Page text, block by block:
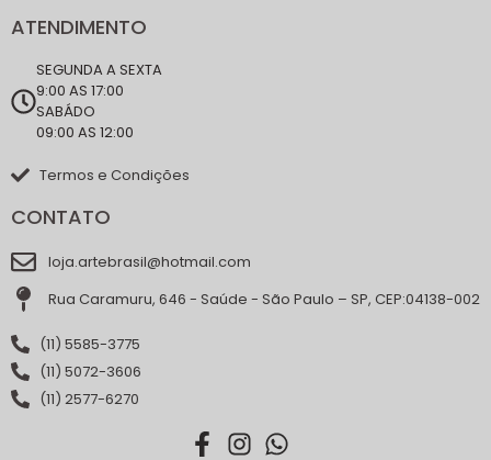
ATENDIMENTO
SEGUNDA A SEXTA
9:00 AS 17:00
SABÁDO
09:00 AS 12:00
Termos e Condições
CONTATO
loja.artebrasil@hotmail.com
Rua Caramuru, 646 - Saúde - São Paulo – SP, CEP:04138-002
(11) 5585-3775
(11) 5072-3606
(11) 2577-6270